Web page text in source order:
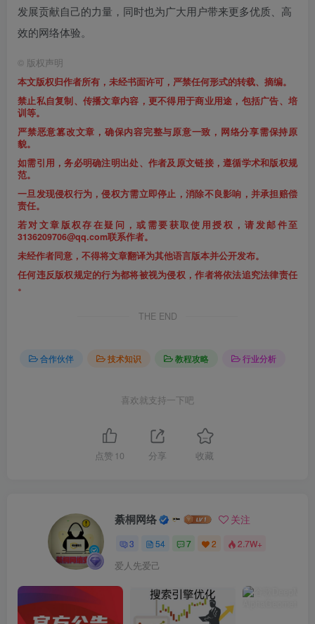
发展贡献自己的力量，同时也为广大用户带来更多优质、高
效的网络体验。
© 版权声明
本文版权归作者所有，未经书面许可，严禁任何形式的转载、摘编。
禁止私自复制、传播文章内容，更不得用于商业用途，包括广告、培
训等。
严禁恶意篡改文章，确保内容完整与原意一致，网络分享需保持原
貌。
如需引用，务必明确注明出处、作者及原文链接，遵循学术和版权规
范。
一旦发现侵权行为，侵权方需立即停止，消除不良影响，并承担赔偿
责任。
若对文章版权存在疑问，或需要获取使用授权，请发邮件至
3136209706@qq.com联系作者。
未经作者同意，不得将文章翻译为其他语言版本并公开发布。
任何违反版权规定的行为都将被视为侵权，作者将依法追究法律责任
。
THE END
合作伙伴 技术知识 教程攻略 行业分析
喜欢就支持一下吧
点赞 10 分享 收藏
綦桐网络 关注
3 54 7 2 2.7W+
爱人先爱己